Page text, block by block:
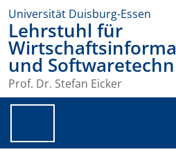
Universität Duisburg-Essen
Lehrstuhl für
und
Prof. Dr. Stefan Eicker